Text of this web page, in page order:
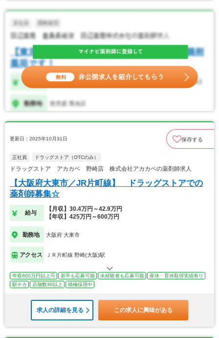
更新日：2025年10月31日 保存する
正社員 ドラッグストア（OTCのみ）
ドラッグストア アカカベ 野崎店 株式会社アカカベの薬剤師求人
【大阪府大東市／JR片町線】 ドラッグストアでの
薬剤師募集☆
給与
【月収】30.4万円～42.9万円
【年収】425万円～600万円
勤務地 大阪府 大東市
アクセス ＪＲ片町線 野崎(大阪)駅
年収600万円以上可 新卒も応募可能 未経験者も応募可能
産休・育休取得実績有り
駅チカ
店舗数30以上 積極採用中
求人の詳細を見る この求人に興味がある